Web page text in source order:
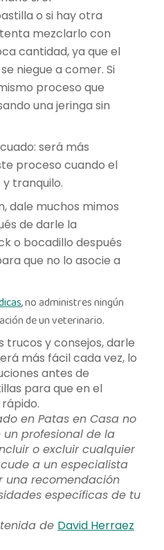
o si hay otra
mezclarlo con
cantidad, ya que el
niegue a comer. Si
proceso que
una jeringa sin
será más
proceso cuando el
tranquilo.
dale muchos mimos
de darle la
o bocadillo después
que no lo asocie a
, no administres ningún
de un veterinario.
trucos y consejos, darle
más fácil cada vez, lo
antes de
para que en el
en Patas en Casa no
profesional de la
o excluir cualquier
a un especialista
una recomendación
específicas de tu
de David Herraez